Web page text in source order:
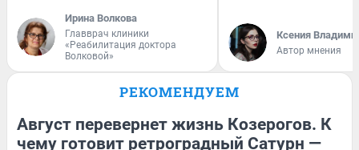
Ирина Волкова
Главврач клиники
«Реабилитация доктора
Волковой»
Ксения
Автор мнения
РЕКОМЕНДУЕМ
Август перевернет жизнь Козерогов. К
чему готовит ретроградный Сатурн —